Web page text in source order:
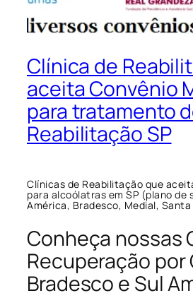
Clínica de
aceita Convênio
para tratamento
Reabilitação SP
Clínicas de Reabilitação que
para alcoólatras em SP (plano de
América, Bradesco, Medial,
Conheça nossas
Recuperação por
Bradesco e Sul